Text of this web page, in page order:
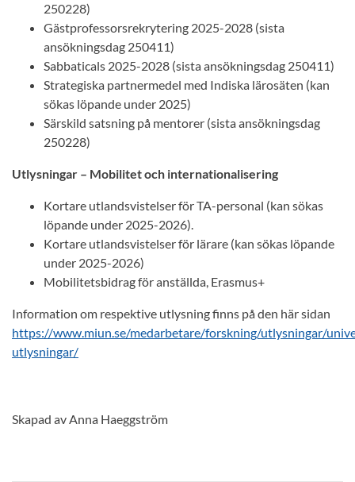
250228)
Gästprofessorsrekrytering 2025-2028 (sista
ansökningsdag 250411)
Sabbaticals 2025-2028 (sista ansökningsdag 250411)
Strategiska partnermedel med Indiska lärosäten (kan
sökas löpande under 2025)
Särskild satsning på mentorer (sista ansökningsdag
250228)
Utlysningar – Mobilitet och internationalisering
Kortare utlandsvistelser för TA-personal (kan sökas
löpande under 2025-2026).
Kortare utlandsvistelser för lärare (kan sökas löpande
under 2025-2026)
Mobilitetsbidrag för anställda, Erasmus+
Information om respektive utlysning finns på den här sidan
https://www.miun.se/medarbetare/forskning/utlysningar/
utlysningar/
Skapad av Anna Haeggström